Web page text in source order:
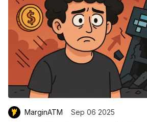
MarginATM Sep 06 2025